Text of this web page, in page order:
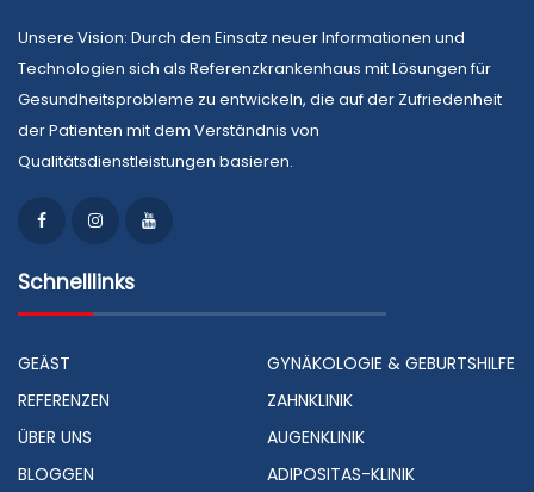
Unsere Vision: Durch den Einsatz neuer Informationen und
Technologien sich als Referenzkrankenhaus mit Lösungen für
Gesundheitsprobleme zu entwickeln, die auf der Zufriedenheit
der Patienten mit dem Verständnis von
Qualitätsdienstleistungen basieren.
Schnelllinks
GEÄST
REFERENZEN
ÜBER UNS
BLOGGEN
GYNÄKOLOGIE & GEBURTSHILFE
ZAHNKLINIK
AUGENKLINIK
ADIPOSITAS-KLINIK